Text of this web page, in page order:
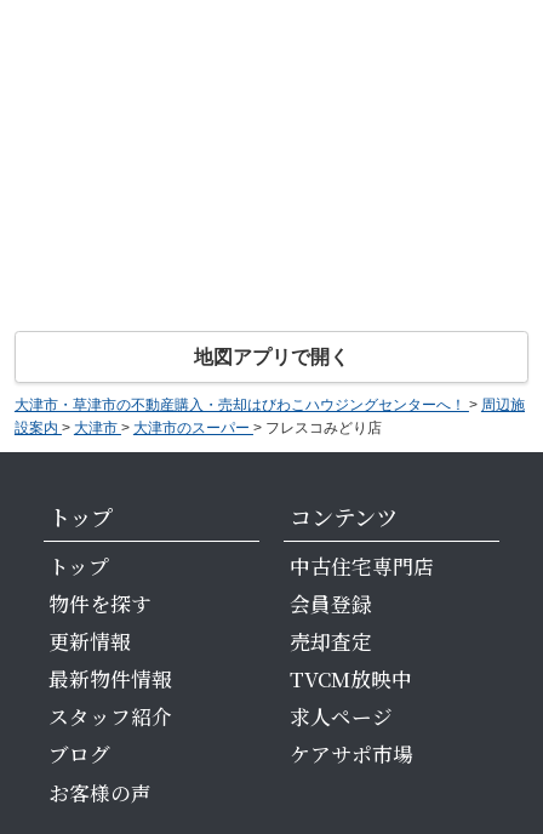
地図アプリで開く
大津市・草津市の不動産購入・売却はびわこハウジングセンターへ！ > 周辺施
設案内 > 大津市 > 大津市のスーパー > フレスコみどり店
トップ
トップ
物件を探す
更新情報
最新物件情報
スタッフ紹介
ブログ
お客様の声
コンテンツ
中古住宅専門店
会員登録
売却査定
TVCM放映中
求人ページ
ケアサポ市場